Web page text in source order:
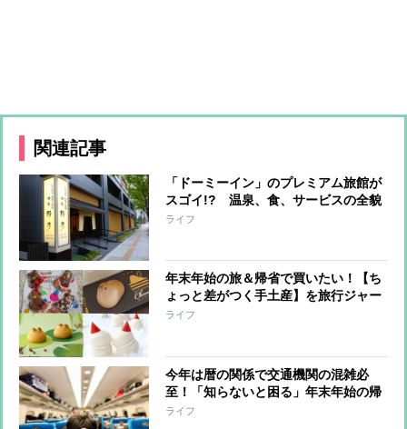
関連記事
「ドーミーイン」のプレミアム旅館が
スゴイ!? 温泉、食、サービスの全貌
ライフ
年末年始の旅＆帰省で買いたい！【ち
ょっと差がつく手土産】を旅行ジャー
ナリストが厳選 見た目重視＆もらっ
ライフ
今年は暦の関係で交通機関の混雑必
至！「知らないと困る」年末年始の帰
省・旅行のポイントを旅行ジャーナリ
ライフ